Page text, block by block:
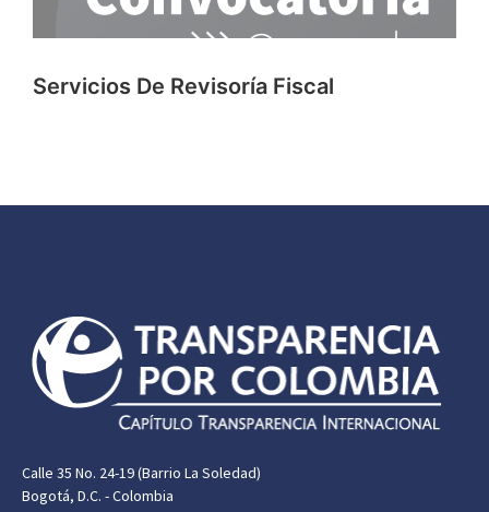
Servicios De Revisoría Fiscal
Calle 35 No. 24-19 (Barrio La Soledad)
Bogotá, D.C. - Colombia